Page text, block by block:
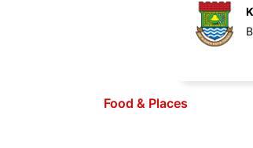
Food & Places